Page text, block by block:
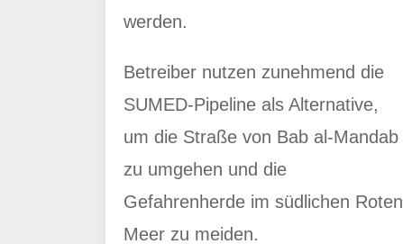
werden.
Betreiber nutzen zunehmend die
SUMED-Pipeline als Alternative,
um die Straße von Bab al-Mandab
zu umgehen und die
Gefahrenherde im südlichen Roten
Meer zu meiden.